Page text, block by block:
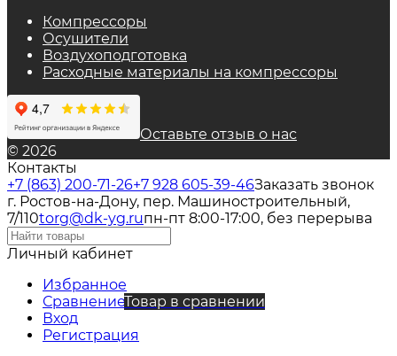
Компрессоры
Осушители
Воздухоподготовка
Расходные материалы на компрессоры
Оставьте отзыв о нас
© 2026
Контакты
+7 (863) 200-71-26+7 928 605-39-46Заказать звонок
г. Ростов-на-Дону, пер. Машиностроительный,
7/110torg@dk-yg.ruпн-пт 8:00-17:00, без перерыва
Личный кабинет
Избранное
СравнениеТовар в сравнении
Вход
Регистрация